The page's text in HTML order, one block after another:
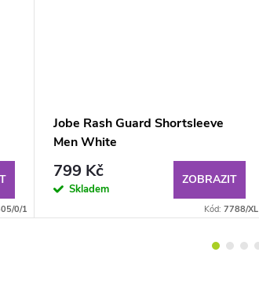
0/1
Jobe Rash Guard Shortsleeve
Men White
799 Kč
Skladem
ZOBRAZIT
Kód: 7788/XL